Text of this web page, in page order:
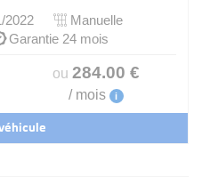
2022
Manuelle
Garantie 24 mois
ou 284.00 €
/ mois i